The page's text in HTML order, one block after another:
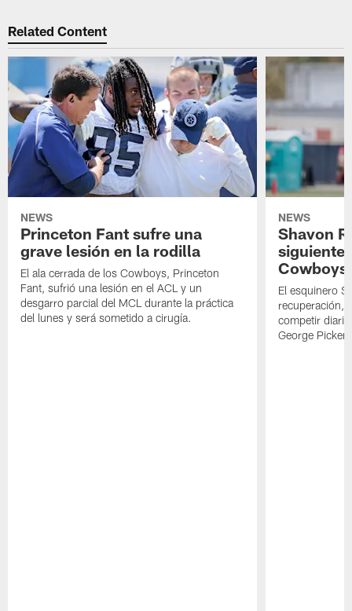
Related Content
NEWS
Princeton Fant sufre una
grave lesión en la rodilla
El ala cerrada de los Cowboys, Princeton
Fant, sufrió una lesión en el ACL y un
desgarro parcial del MCL durante la práctica
del lunes y será sometido a cirugía.
NEWS
Shavon
siguiente
Cowboys
El esquinero
recuperación,
competir
George